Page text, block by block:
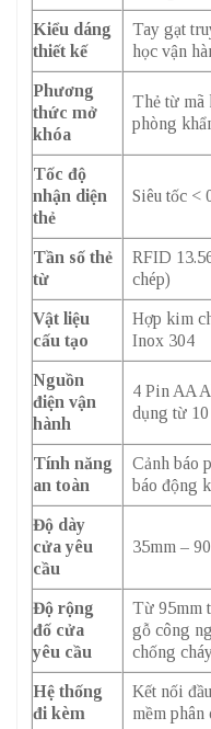
Kiểu dáng
thiết kế
Tay gạt
học vận
Phương
thức mở
khóa
Thẻ từ mã
phòng
Tốc độ
nhận diện
thẻ
Siêu tốc <
Tần số thẻ
từ
RFID
chép)
Vật liệu
cấu tạo
Hợp kim
Inox 304
Nguồn
điện vận
hành
4 Pin AA
dụng từ
Tính năng
an toàn
Cảnh báo
báo động
Độ dày
cửa yêu
cầu
35mm –
Độ rộng
đố cửa
yêu cầu
Từ 95mm
gỗ công
chống
Hệ thống
đi kèm
Kết nối
mềm phân